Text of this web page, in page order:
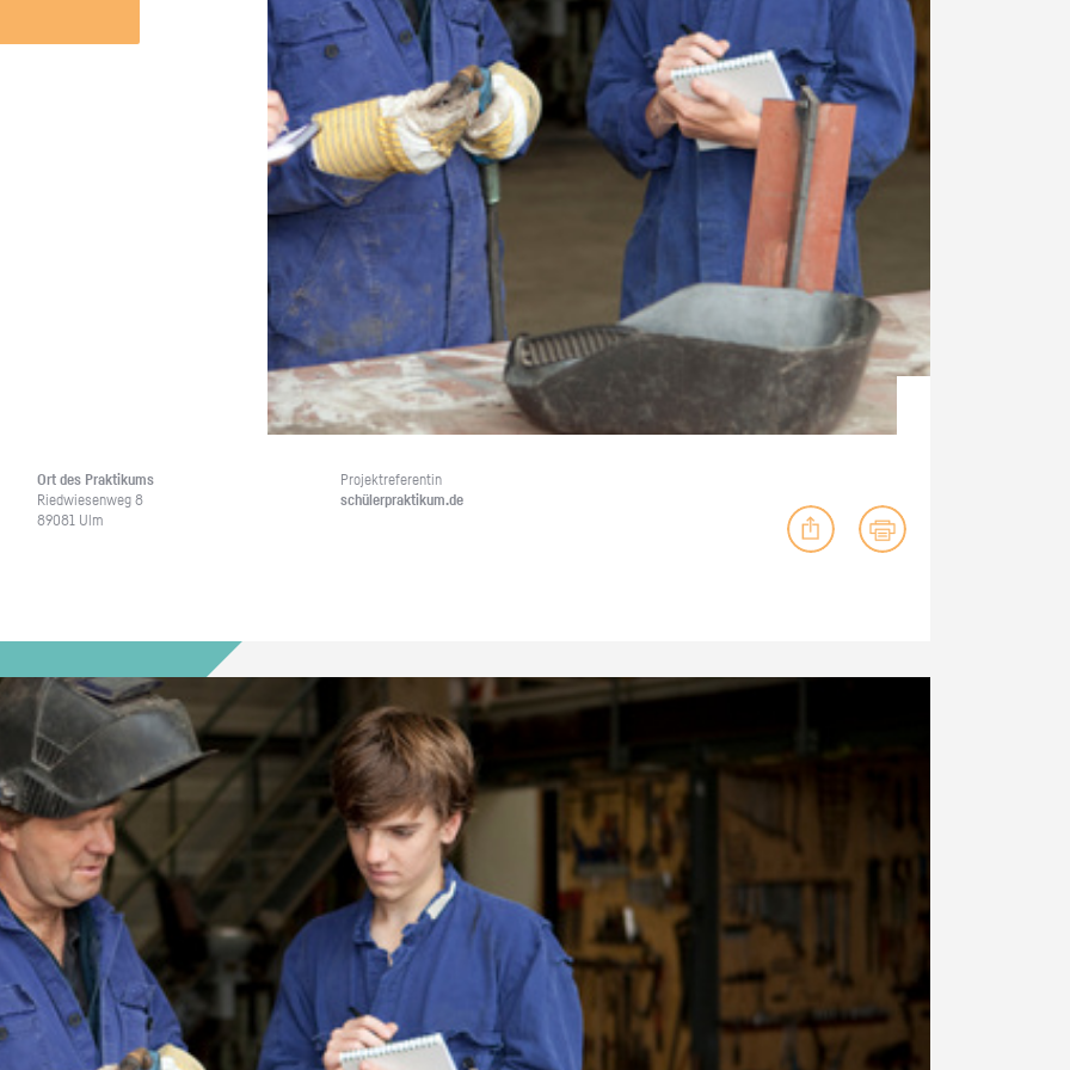
Unternehmen lohnt, wie man sich
vorbereitet und wie ein Vorab-Anruf
auf dich neugierig machst.
deinem Schülerpraktikum und die
Polizei-Ausbildung schon heute in
virtueller Realität!
Ort des Prak­ti­kums
Ried­wie­sen­weg 8
89081 Ulm
Pro­jekt­re­fe­ren­tin
schü­ler­prak­ti­kum.de